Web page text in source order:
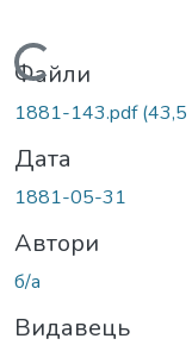
Вантажиться...
Файли
1881-143.pdf(43,5
Дата
1881-05-31
Автори
б/а
Видавець